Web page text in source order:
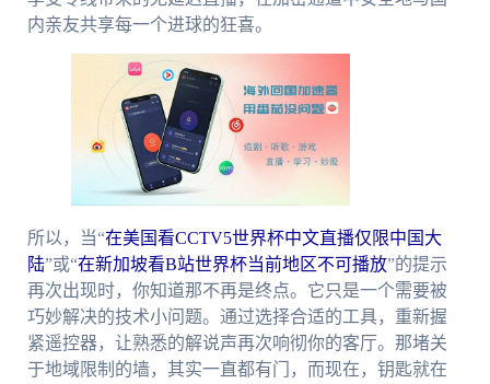
内亲友共享每一个进球的狂喜。
所以，当“在美国看CCTV5世界杯中文直播仅限中国大
陆”或“在新加坡看B站世界杯当前地区不可播放”的提示
再次出现时，你知道那不再是终点。它只是一个需要被
巧妙解决的技术小问题。通过选择合适的工具，重新握
紧遥控器，让熟悉的解说声再次响彻你的客厅。那堵关
于地域限制的墙，其实一直都有门，而现在，钥匙就在